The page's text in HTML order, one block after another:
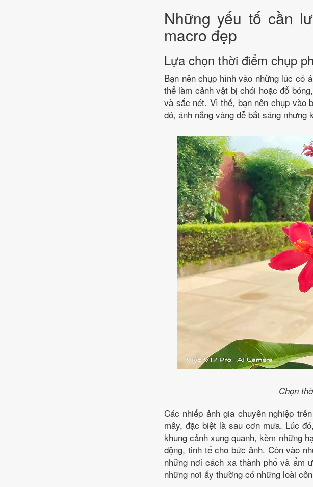
Những yếu tố cần
macro đẹp
Lựa chọn thời điểm chụp
Bạn nên chụp hình vào những lúc có
thể làm cảnh vật bị chói hoặc đổ
và sắc nét. Vì thế, bạn nên chụp vào
đó, ánh nắng vàng dễ bắt sáng nhưng
Chọn
Các nhiếp ảnh gia chuyên nghiệp
mây, đặc biệt là sau cơn mưa. Lúc
khung cảnh xung quanh, kèm những
động, tinh tế cho bức ảnh. Còn vào
những nơi cách xa thành phố và ẩm
những nơi ấy thường có những loài